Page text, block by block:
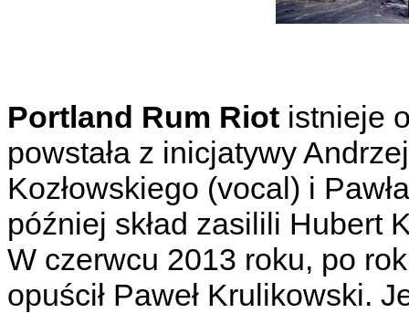
Portland Rum Riot istnieje
powstała z inicjatywy
Kozłowskiego (vocal) i
później skład zasilili Hubert
W czerwcu 2013 roku, po
opuścił Paweł Krulikowski.